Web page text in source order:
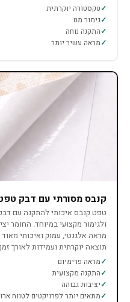
טקסטורה יוקרתית
גימור מט
התקנה נוחה
מראה עשיר יותר
קנבס מסורתי עם דבק
טפט קנבס איכותי להתקנה עם
ולגימור מקצועי במיוחד. החומר
מראה אלגנטי, עמוק ואיכותי
תוצאה יוקרתית ועמידות לאורך
מראה פרימיום
התקנה מקצועית
יציבות גבוהה
מתאים יותר לפרויקטים לטווח